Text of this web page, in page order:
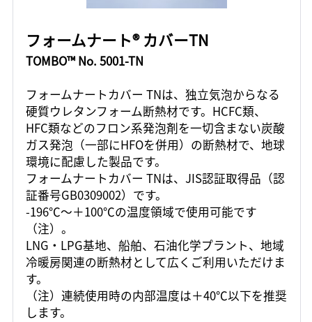
フォームナート® カバーTN
TOMBO™ No. 5001-TN
フォームナートカバー TNは、独立気泡からなる
硬質ウレタンフォーム断熱材です。HCFC類、
HFC類などのフロン系発泡剤を一切含まない炭酸
ガス発泡（一部にHFOを併用）の断熱材で、地球
環境に配慮した製品です。
フォームナートカバー TNは、JIS認証取得品（認
証番号GB0309002）です。
-196℃～＋100℃の温度領域で使用可能です
（注）。
LNG・LPG基地、船舶、石油化学プラント、地域
冷暖房関連の断熱材として広くご利用いただけま
す。
（注）連続使用時の内部温度は＋40℃以下を推奨
します。